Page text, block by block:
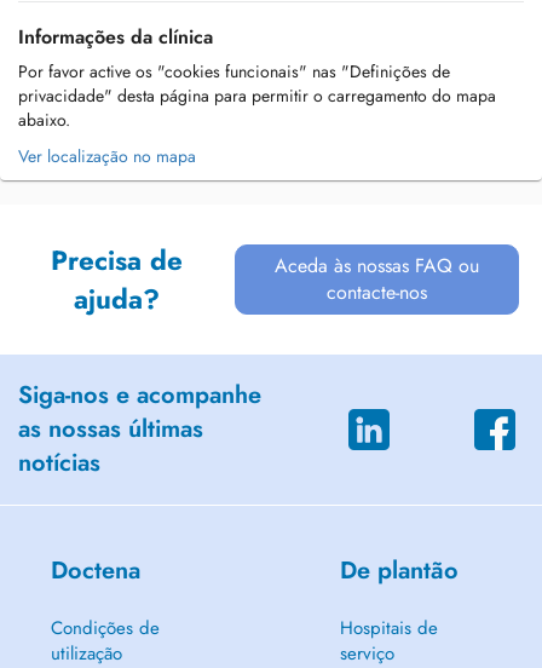
Informações da clínica
Por favor active os "cookies funcionais" nas "Definições de
privacidade" desta página para permitir o carregamento do mapa
abaixo.
Ver localização no mapa
Precisa de
ajuda?
Aceda às nossas FAQ ou
contacte-nos
Siga-nos e acompanhe
as nossas últimas
notícias
Doctena
Condições de
utilização
De plantão
Hospitais de
serviço